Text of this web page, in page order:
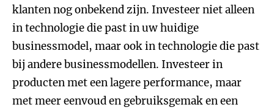
klanten nog onbekend zijn. Investeer niet alleen
in technologie die past in uw huidige
businessmodel, maar ook in technologie die past
bij andere businessmodellen. Investeer in
producten met een lagere performance, maar
met meer eenvoud en gebruiksgemak en een